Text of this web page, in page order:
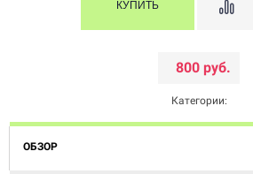
800 руб.
Категории:
ОБЗОР